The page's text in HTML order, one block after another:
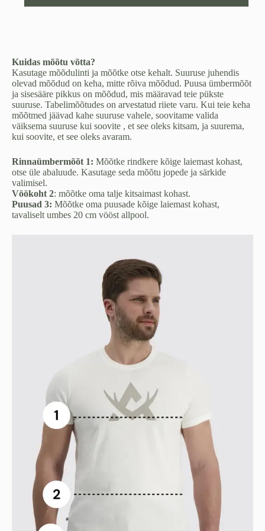
Kuidas mõõtu võtta?
Kasutage mõõdulinti ja mõõtke otse kehalt. Suuruse juhendis
olevad mõõdud on keha, mitte rõiva mõõdud. Puusa ümbermõõt
ja sisesääre pikkus on mõõdud, mis määravad teie pükste
suuruse. Tabelimõõtudes on arvestatud riiete varu. Kui teie keha
mõõtmed jäävad kahe suuruse vahele, soovitame valida
väiksema suuruse kui soovite , et see oleks kitsam, ja suurema,
kui soovite, et see oleks avaram.
Rinnaümbermõõt 1: Mõõtke rindkere kõige laiemast kohast,
otse üle abaluude. Kasutage seda mõõtu jopede ja särkide
valimisel.
Vöökoht 2: mõõtke oma talje kitsaimast kohast.
Puusad 3: Mõõtke oma puusade kõige laiemast kohast,
tavaliselt umbes 20 cm vööst allpool.